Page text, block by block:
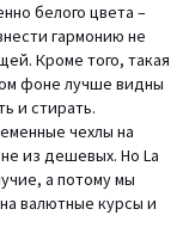
белого цвета –
гармонию не
Кроме того, такая
фоне лучше видны
и стирать.
чехлы на
из дешевых. Но La
а потому мы
валютные курсы и